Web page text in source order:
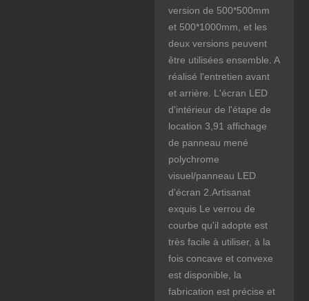
version de 500*500mm
et 500*1000mm, et les
deux versions peuvent
être utilisées ensemble. A
réalisé l'entretien avant
et arrière. L'écran LED
d'intérieur de l'étape de
location 3,91 affichage
de panneau mené
polychrome
visuel/panneau LED
d'écran 2.Artisanat
exquis Le verrou de
courbe qu'il adopte est
très facile à utiliser, à la
fois concave et convexe
est disponible, la
fabrication est précise et